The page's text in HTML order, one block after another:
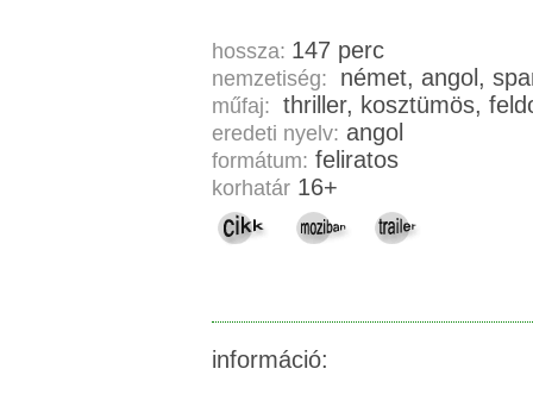
hossza: 147 perc
nemzetiség: német,
műfaj: thriller,
eredeti nyelv: angol
formátum: feliratos
korhatár 16+
információ: